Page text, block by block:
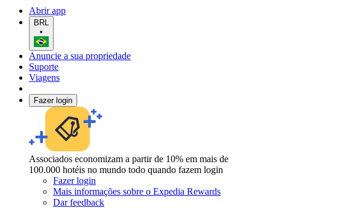
Abrir app
BRL
•
Anuncie a sua propriedade
Suporte
Viagens
Fazer login
Associados economizam a partir de 10% em mais de
100.000 hotéis no mundo todo quando fazem login
Fazer login
Mais informações sobre o Expedia Rewards
Dar feedback